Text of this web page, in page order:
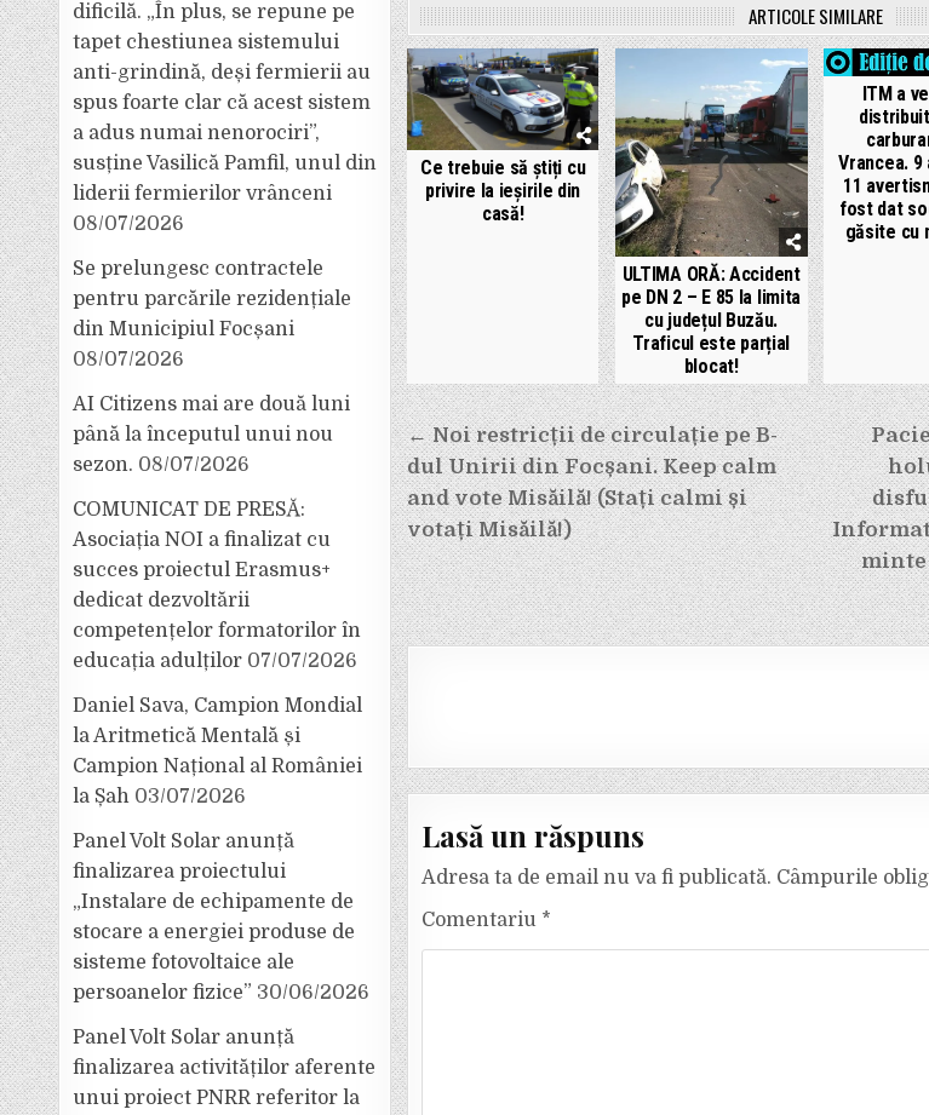
ARTICOLE SIMILARE
Ce trebuie să știți cu
privire la ieșirile din
casă!
ULTIMA ORĂ: Accident
pe DN 2 – E 85 la limita
cu județul Buzău.
Traficul este parțial
blocat!
ITM a
Vrancea. 9
11
fost dat
găsite cu
Navigare
în
articole
minte
← Noi restricții de circulație pe B-
dul Unirii din Focșani. Keep calm
and vote Misăilă! (Stați calmi și
votați Misăilă!)
Lasă un răspuns
Adresa ta de email nu va fi publicată. Câmpurile
Comentariu *
dificilă. „În plus, se repune pe
tapet chestiunea sistemului
anti-grindină, deși fermierii au
spus foarte clar că acest sistem
a adus numai nenorociri”,
susține Vasilică Pamfil, unul din
liderii fermierilor vrânceni
08/07/2026
Se prelungesc contractele
pentru parcările rezidențiale
din Municipiul Focșani
08/07/2026
AI Citizens mai are două luni
până la începutul unui nou
sezon. 08/07/2026
COMUNICAT DE PRESĂ:
Asociația NOI a finalizat cu
succes proiectul Erasmus+
dedicat dezvoltării
competențelor formatorilor în
educația adulților 07/07/2026
Daniel Sava, Campion Mondial
la Aritmetică Mentală și
Campion Național al României
la Șah 03/07/2026
Panel Volt Solar anunță
finalizarea proiectului
„Instalare de echipamente de
stocare a energiei produse de
sisteme fotovoltaice ale
persoanelor fizice” 30/06/2026
Panel Volt Solar anunță
finalizarea activităților aferente
unui proiect PNRR referitor la